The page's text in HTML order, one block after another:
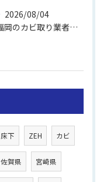
2026/08/04
福岡のカビ取り業者おすすめの選び方と費用
床下 ZEH カビ
佐賀県 宮崎県